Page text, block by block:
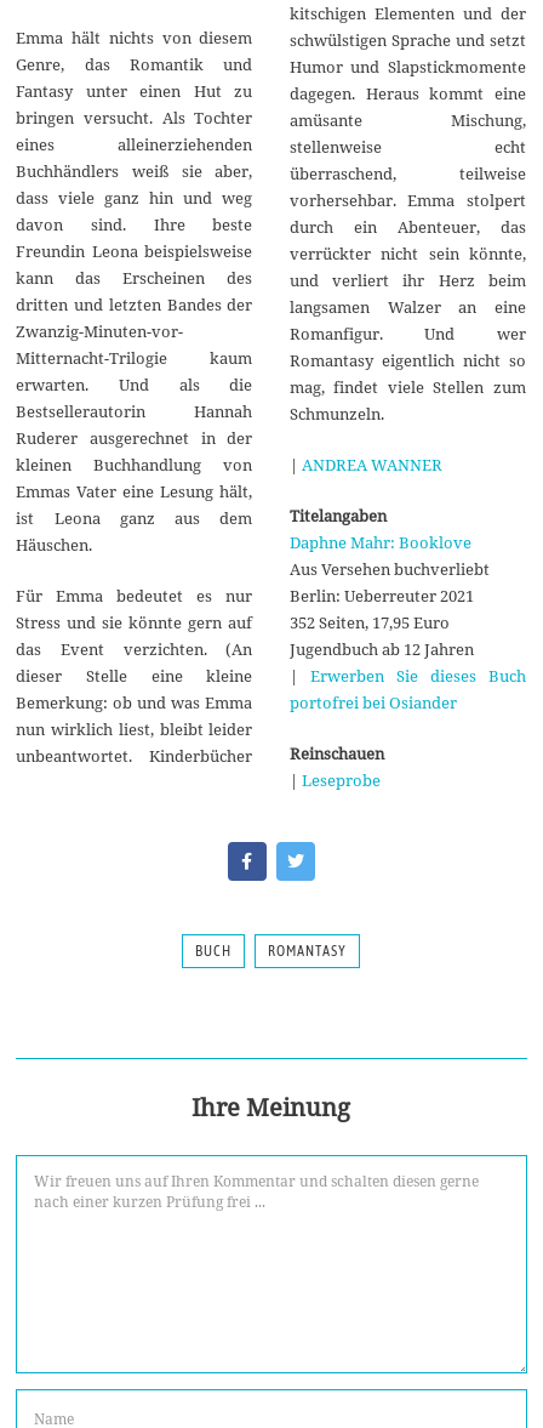
Emma hält nichts von diesem
Genre, das Romantik und
Fantasy unter einen Hut zu
bringen versucht. Als Tochter
eines alleinerziehenden
Buchhändlers weiß sie aber,
dass viele ganz hin und weg
davon sind. Ihre beste
Freundin Leona beispielsweise
kann das Erscheinen des
dritten und letzten Bandes der
Zwanzig-Minuten-vor-
Mitternacht-Trilogie kaum
erwarten. Und als die
Bestsellerautorin Hannah
Ruderer ausgerechnet in der
kleinen Buchhandlung von
Emmas Vater eine Lesung hält,
ist Leona ganz aus dem
Häuschen.
Für Emma bedeutet es nur
Stress und sie könnte gern auf
das Event verzichten. (An
dieser Stelle eine kleine
Bemerkung: ob und was Emma
nun wirklich liest, bleibt leider
unbeantwortet. Kinderbücher
kitschigen Elementen und der
schwülstigen Sprache und setzt
Humor und Slapstickmomente
dagegen. Heraus kommt eine
amüsante Mischung,
stellenweise echt
überraschend, teilweise
vorhersehbar. Emma stolpert
durch ein Abenteuer, das
verrückter nicht sein könnte,
und verliert ihr Herz beim
langsamen Walzer an eine
Romanfigur. Und wer
Romantasy eigentlich nicht so
mag, findet viele Stellen zum
Schmunzeln.
| ANDREA WANNER
Titelangaben
Daphne Mahr: Booklove
Aus Versehen buchverliebt
Berlin: Ueberreuter 2021
352 Seiten, 17,95 Euro
Jugendbuch ab 12 Jahren
| Erwerben Sie dieses Buch
portofrei bei Osiander
Reinschauen
| Leseprobe
BUCH ROMANTASY
Ihre Meinung